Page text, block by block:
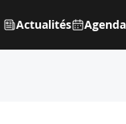
Actualités Agenda